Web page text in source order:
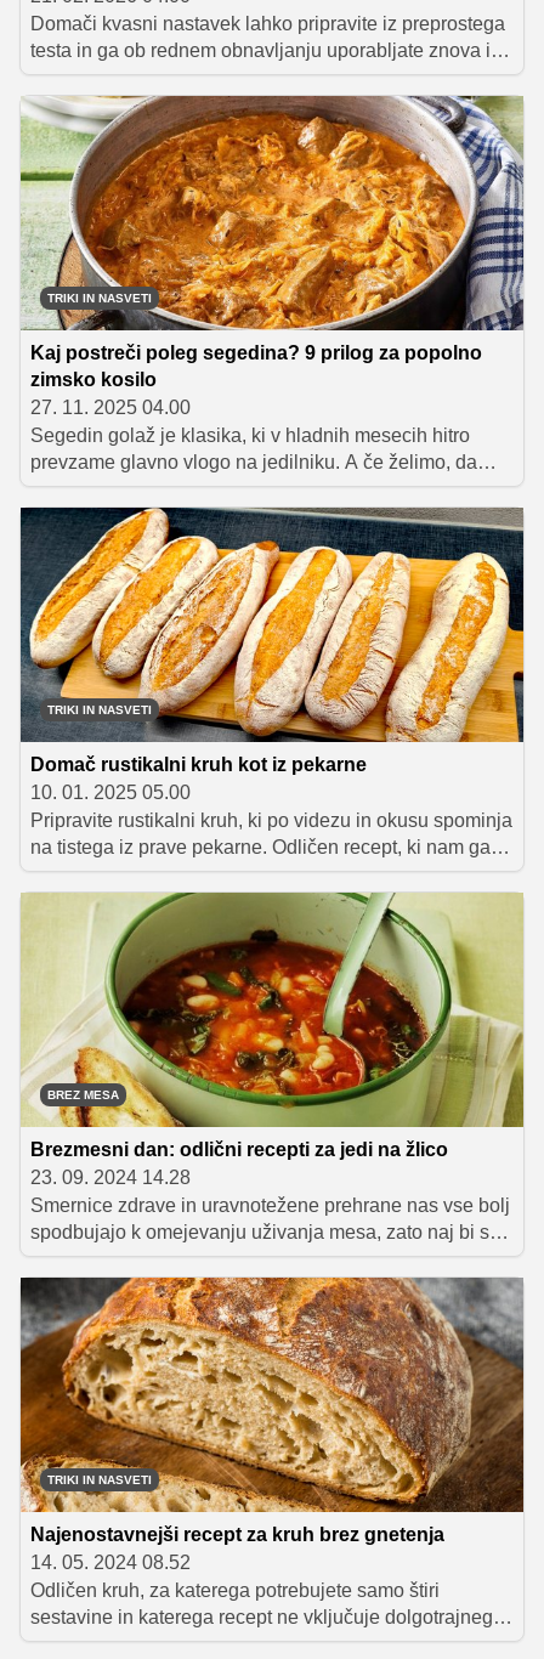
Domači kvasni nastavek lahko pripravite iz preprostega
testa in ga ob rednem obnavljanju uporabljate znova in
znova.
TRIKI IN NASVETI
Kaj postreči poleg segedina? 9 prilog za popolno
zimsko kosilo
27. 11. 2025 04.00
Segedin golaž je klasika, ki v hladnih mesecih hitro
prevzame glavno vlogo na jedilniku. A če želimo, da
kosilo ne bo vedno enako, je vredno poseči po novih
idejah za priloge. V članku predstavljamo izbor
najboljših spremljevalcev segedina – od tradicionalnih
do nekoliko bolj svežih in igrivih prilog.
TRIKI IN NASVETI
Domač rustikalni kruh kot iz pekarne
10. 01. 2025 05.00
Pripravite rustikalni kruh, ki po videzu in okusu spominja
na tistega iz prave pekarne. Odličen recept, ki nam ga je
zaupala Sanja Sirk, vas bo navdušil s preprosto
pripravo in čudovito hrustljavo skorjico. Popolna izbira
za domačo peko!
BREZ MESA
Brezmesni dan: odlični recepti za jedi na žlico
23. 09. 2024 14.28
Smernice zdrave in uravnotežene prehrane nas vse bolj
spodbujajo k omejevanju uživanja mesa, zato naj bi se
vsaj enkrat na teden odločili za brezmesni dan. Odlična
izbira so raznorazne jedi na žlico, ki jih pripravimo iz
najrazličnejše sezonske zelenjave ter obogatimo z
dodatkom stročnic, žit ali testenin. Za vas smo zbrali
nekaj naših najljubših brezmesnih enolončnic, ki so
okusne, zdrave in tudi hitro pripravljene, nekatere pa si
lahko skuhate tudi na zalogo.
TRIKI IN NASVETI
Najenostavnejši recept za kruh brez gnetenja
14. 05. 2024 08.52
Odličen kruh, za katerega potrebujete samo štiri
sestavine in katerega recept ne vključuje dolgotrajnega
gnetenja ali mešanja. Kljub izjemno enostavnemu